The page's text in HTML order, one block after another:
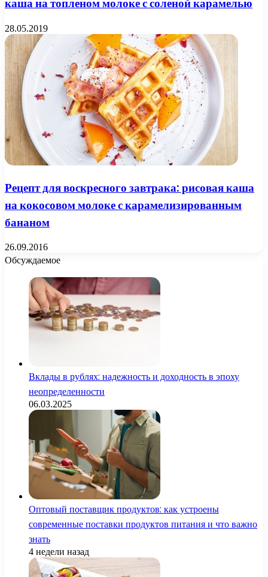
каша на топленом молоке с соленой карамелью
28.05.2019
Рецепт для воскресного завтрака: рисовая каша
на кокосовом молоке с карамелизированным
бананом
26.09.2016
Обсуждаемое
Вклады в рублях: надежность и доходность в эпоху
неопределенности
06.03.2025
Оптовый поставщик продуктов: как устроены
современные поставки продуктов питания и что важно
знать
4 недели назад